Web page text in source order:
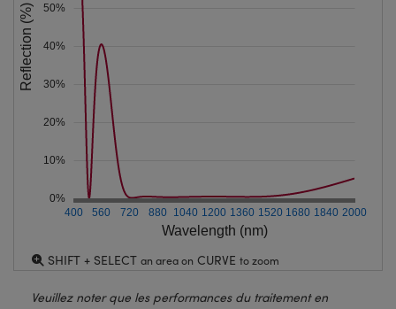
Wavelength (nm)
400 560 720 880 1040 1200 1360 1520 1680 1840 2000
0%
10%
20%
30%
40%
50%
Reflection (%)
SHIFT + SELECT an area on CURVE to zoom
Veuillez noter que les performances du traitement en